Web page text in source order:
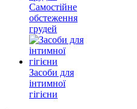
Самостійне
обстеження
грудей
Засоби для
інтимної
гігієни